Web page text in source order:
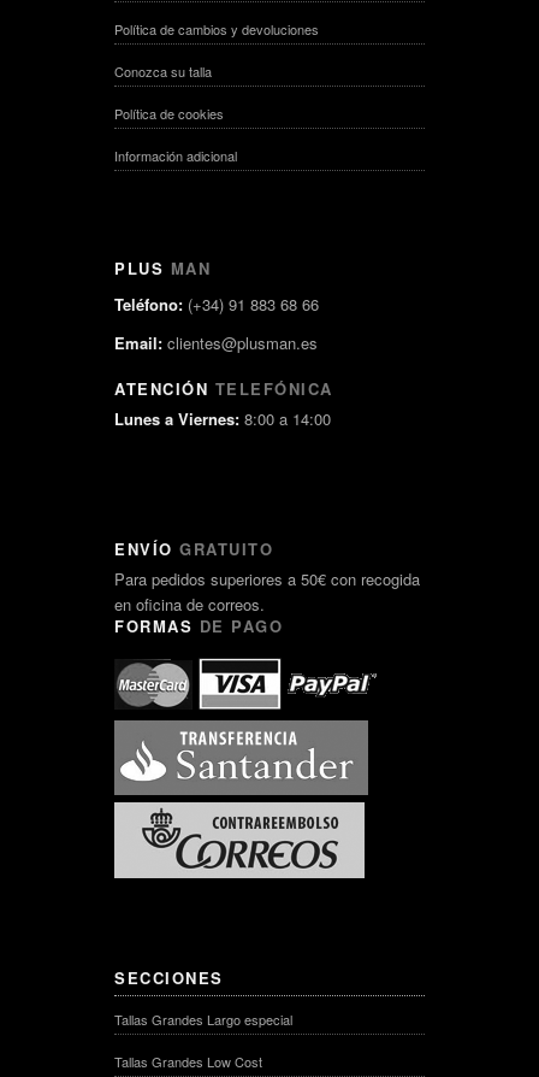
Política de cambios y devoluciones
Conozca su talla
Política de cookies
Información adicional
PLUS MAN
Teléfono: (+34) 91 883 68 66
Email: clientes@plusman.es
ATENCIÓN TELEFÓNICA
Lunes a Viernes: 8:00 a 14:00
ENVÍO GRATUITO
Para pedidos superiores a 50€ con recogida
en oficina de correos.
FORMAS DE PAGO
SECCIONES
Tallas Grandes Largo especial
Tallas Grandes Low Cost